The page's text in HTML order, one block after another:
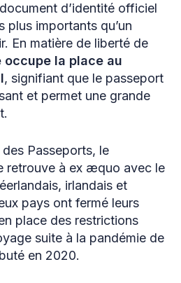
de visa Français
d’identité officiel
plus importants qu’un
En matière de liberté de
occupe la place au
, signifiant que le passeport
et permet une grande
Passeports, le
retrouve à ex æquo avec le
irlandais et
pays ont fermé leurs
place des restrictions
suite à la pandémie de
en 2020.